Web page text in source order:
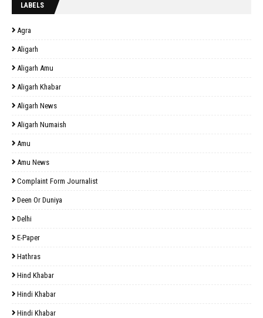
LABELS
Agra
Aligarh
Aligarh Amu
Aligarh Khabar
Aligarh News
Aligarh Numaish
Amu
Amu News
Complaint Form Journalist
Deen Or Duniya
Delhi
E-Paper
Hathras
Hind Khabar
Hindi Khabar
Hindi Khabar